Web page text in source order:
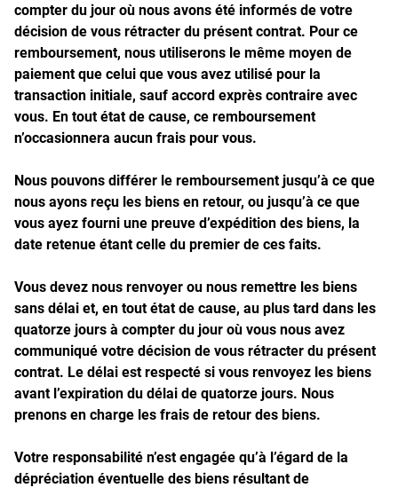
compter du jour où nous avons été informés de votre
décision de vous rétracter du présent contrat. Pour ce
remboursement, nous utiliserons le même moyen de
paiement que celui que vous avez utilisé pour la
transaction initiale, sauf accord exprès contraire avec
vous. En tout état de cause, ce remboursement
n’occasionnera aucun frais pour vous.
Nous pouvons différer le remboursement jusqu’à ce que
nous ayons reçu les biens en retour, ou jusqu’à ce que
vous ayez fourni une preuve d’expédition des biens, la
date retenue étant celle du premier de ces faits.
Vous devez nous renvoyer ou nous remettre les biens
sans délai et, en tout état de cause, au plus tard dans les
quatorze jours à compter du jour où vous nous avez
communiqué votre décision de vous rétracter du présent
contrat. Le délai est respecté si vous renvoyez les biens
avant l’expiration du délai de quatorze jours. Nous
prenons en charge les frais de retour des biens.
Votre responsabilité n’est engagée qu’à l’égard de la
dépréciation éventuelle des biens résultant de